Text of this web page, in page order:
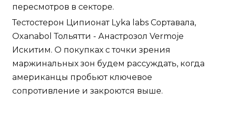
пересмотров в секторе.
Тестостерон Ципионат Lyka labs Сортавала,
Oxanabol Тольятти - Анастрозол Vermoje
Искитим. О покупках с точки зрения
маржинальных зон будем рассуждать, когда
американцы пробьют ключевое
сопротивление и закроются выше.